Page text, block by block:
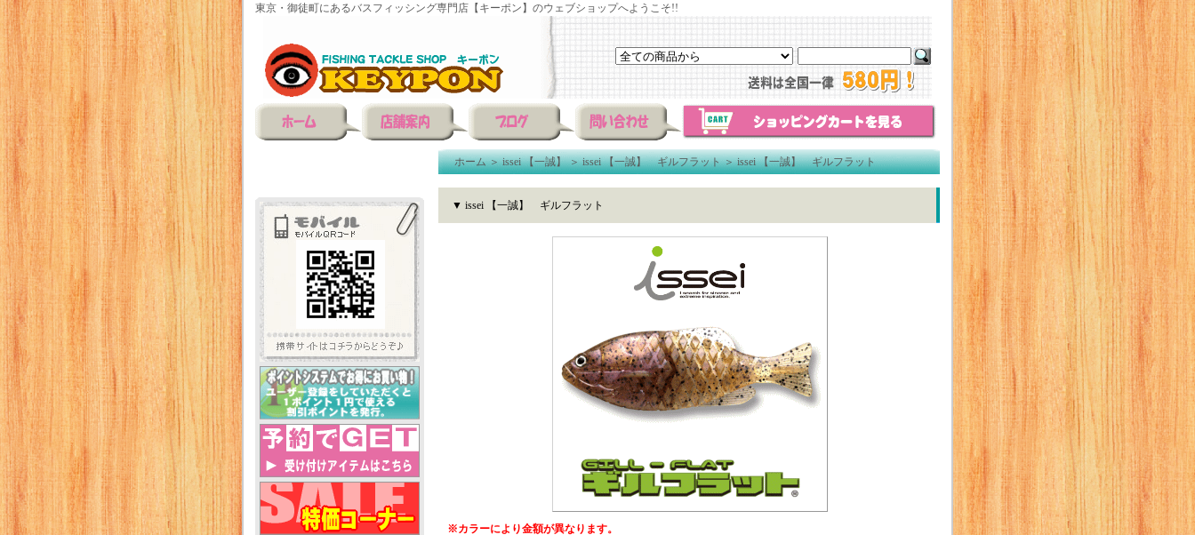
東京・御徒町にあるバスフィッシング専門店【キーポン】のウェブショップへようこそ!!
ホーム＞issei 【一誠】＞issei 【一誠】 ギルフラット＞issei 【一誠】 ギルフラット
▼ issei 【一誠】 ギルフラット
※カラーにより金額が異なります。